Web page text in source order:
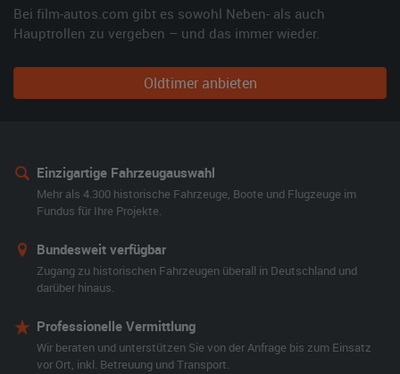
Bei film-autos.com gibt es sowohl Neben- als auch
Hauptrollen zu vergeben – und das immer wieder.
Oldtimer anbieten
Einzigartige Fahrzeugauswahl
Mehr als 4.300 historische Fahrzeuge, Boote und Flugzeuge im
Fundus für Ihre Projekte.
Bundesweit verfügbar
Zugang zu historischen Fahrzeugen überall in Deutschland und
darüber hinaus.
Professionelle Vermittlung
Wir beraten und unterstützen Sie von der Anfrage bis zum Einsatz
vor Ort, inkl. Betreuung und Transport.